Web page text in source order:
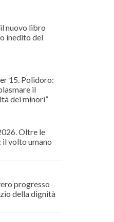
nuovo libro
inedito del
15. Polidoro:
il
dei minori”
Oltre le
il volto umano
progresso
della dignità